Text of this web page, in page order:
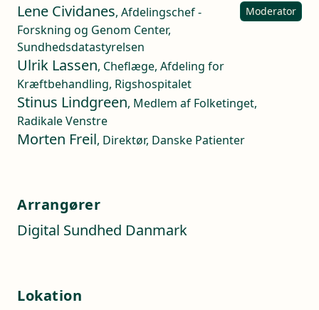
Lene Cividanes, Afdelingschef -
Forskning og Genom Center,
Sundhedsdatastyrelsen
Moderator
Ulrik Lassen, Cheflæge, Afdeling for
Kræftbehandling, Rigshospitalet
Stinus Lindgreen, Medlem af Folketinget,
Radikale Venstre
Morten Freil, Direktør, Danske Patienter
Arrangører
Digital Sundhed Danmark
Lokation